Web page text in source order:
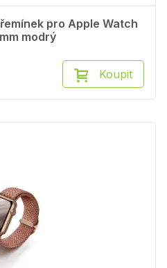
pro Apple Watch
modrý
Koupit